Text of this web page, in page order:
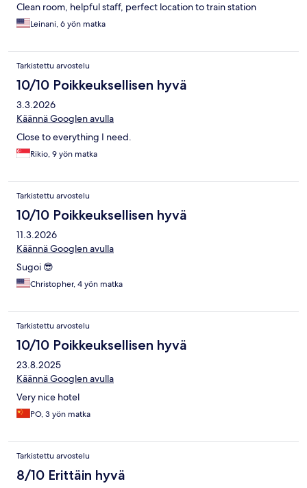
Clean room, helpful staff, perfect location to train station
Leinani, 6 yön matka
Tarkistettu arvostelu
10/10 Poikkeuksellisen hyvä
3.3.2026
Käännä Googlen avulla
Close to everything I need.
Rikio, 9 yön matka
Tarkistettu arvostelu
10/10 Poikkeuksellisen hyvä
11.3.2026
Käännä Googlen avulla
Sugoi 😎
Christopher, 4 yön matka
Tarkistettu arvostelu
10/10 Poikkeuksellisen hyvä
23.8.2025
Käännä Googlen avulla
Very nice hotel
PO, 3 yön matka
Tarkistettu arvostelu
8/10 Erittäin hyvä